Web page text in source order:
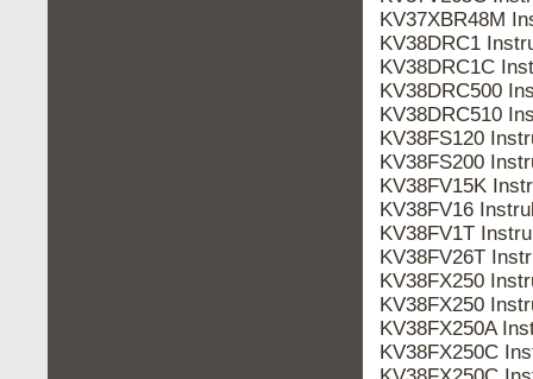
KV37XBR48M
KV38DRC1
KV38DRC1C
KV38DRC500
KV38DRC510
KV38FS120
KV38FS200
KV38FV15K
KV38FV16
KV38FV1T
KV38FV26T
KV38FX250
KV38FX250
KV38FX250A
KV38FX250C